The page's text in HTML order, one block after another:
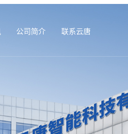
公司简介 联系云唐